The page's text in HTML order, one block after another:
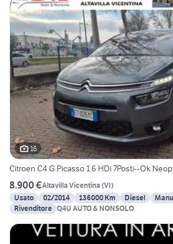
16
Citroen C4 G.Picasso 1.6 HDi 7Posti--Ok
8.900 €Altavilla Vicentina (VI)
Usato
02/2014 136000 Km Diesel
Rivenditore Q4U AUTO & NONSOLO